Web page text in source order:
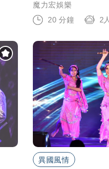
魔力宏娛樂
20 分鐘
2
異國風情